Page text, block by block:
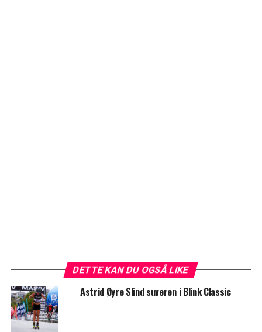
DETTE KAN DU OGSÅ LIKE
Astrid Øyre Slind suveren i Blink Classic